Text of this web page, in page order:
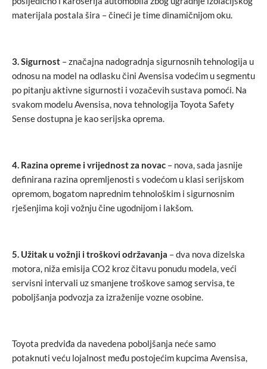
materijala postala šira – čineći je time dinamičnijom oku.
3. Sigurnost – značajna nadogradnja sigurnosnih tehnologija u
odnosu na model na odlasku čini Avensisa vodećim u segmentu
po pitanju aktivne sigurnosti i vozačevih sustava pomoći. Na
svakom modelu Avensisa, nova tehnologija Toyota Safety
Sense dostupna je kao serijska oprema.
4. Razina opreme i vrijednost za novac – nova, sada jasnije
definirana razina opremljenosti s vodećom u klasi serijskom
opremom, bogatom naprednim tehnološkim i sigurnosnim
rješenjima koji vožnju čine ugodnijom i lakšom.
5. Užitak u vožnji i troškovi održavanja – dva nova dizelska
motora, niža emisija CO2 kroz čitavu ponudu modela, veći
servisni intervali uz smanjene troškove samog servisa, te
poboljšanja podvozja za izraženije vozne osobine.
Toyota predviđa da navedena poboljšanja neće samo
potaknuti veću lojalnost među postojećim kupcima Avensisa,